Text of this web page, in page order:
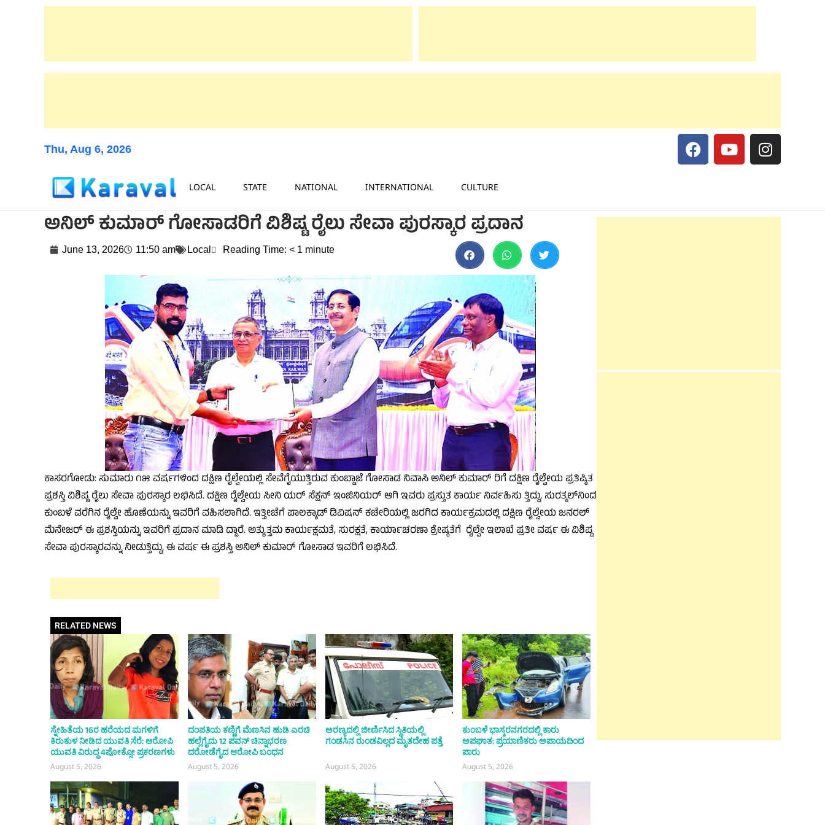
Thu, Aug 6, 2026
LOCAL STATE NATIONAL INTERNATIONAL CULTURE
ಅನಿಲ್ ಕುಮಾರ್ ಗೋಸಾಡರಿಗೆ ವಿಶಿಷ್ಟ ರೈಲು ಸೇವಾ ಪುರಸ್ಕಾರ ಪ್ರದಾನ
June 13, 2026 11:50 am Local Reading Time: < 1 minute
ಕಾಸರಗೋಡು: ಸುಮಾರು ೧೫ ವರ್ಷಗಳಿಂದ ದಕ್ಷಿಣ ರೈಲ್ವೇಯಲ್ಲಿ ಸೇವೆಗೈಯುತ್ತಿರುವ ಕುಂಬ್ಡಾಜೆ ಗೋಸಾಡ ನಿವಾಸಿ ಅನಿಲ್ ಕುಮಾರ್ ರಿಗೆ ದಕ್ಷಿಣ ರೈಲ್ವೇಯ ಪ್ರತಿಷ್ಠಿತ
ಪ್ರಶಸ್ತಿ ವಿಶಿಷ್ಟ ರೈಲು ಸೇವಾ ಪುರಸ್ಕಾರ ಲಭಿಸಿದೆ. ದಕ್ಷಿಣ ರೈಲ್ವೇಯ ಸೀನಿ ಯರ್ ಸೆಕ್ಷನ್ ಇಂಜಿನಿಯರ್ ಆಗಿ ಇವರು ಪ್ರಸ್ತುತ ಕಾರ್ಯ ನಿರ್ವಹಿಸು ತ್ತಿದ್ದು, ಸುರತ್ಕಲ್‌ನಿಂದ
ಕುಂಬಳೆ ವರೆಗಿನ ರೈಲ್ವೇ ಹೊಣೆಯನ್ನು ಇವರಿಗೆ ವಹಿಸಲಾಗಿದೆ. ಇತ್ತೀಚೆಗೆ ಪಾಲಕ್ಕಾಡ್ ಡಿವಿಷನ್ ಕಚೇರಿಯಲ್ಲಿ ಜರಗಿದ ಕಾರ್ಯಕ್ರಮದಲ್ಲಿ ದಕ್ಷಿಣ ರೈಲ್ವೇಯ ಜನರಲ್
ಮೆನೇಜರ್ ಈ ಪ್ರಶಸ್ತಿಯನ್ನು ಇವರಿಗೆ ಪ್ರದಾನ ಮಾಡಿ ದ್ದಾರೆ. ಅತ್ಯುತ್ತಮ ಕಾರ್ಯಕ್ಷಮತೆ, ಸುರಕ್ಷತೆ, ಕಾರ್ಯಾಚರಣಾ ಶ್ರೇಷ್ಠತೆಗೆ ರೈಲ್ವೇ ಇಲಾಖೆ ಪ್ರತೀ ವರ್ಷ ಈ ವಿಶಿಷ್ಟ
ಸೇವಾ ಪುರಸ್ಕಾರವನ್ನು ನೀಡುತ್ತಿದ್ದು, ಈ ವರ್ಷ ಈ ಪ್ರಶಸ್ತಿ ಅನಿಲ್ ಕುಮಾರ್ ಗೋಸಾಡ ಇವರಿಗೆ ಲಭಿಸಿದೆ.
RELATED NEWS
ಸ್ನೇಹಿತೆಯ 16ರ ಹರೆಯದ ಮಗಳಿಗೆ
ಕಿರುಕುಳ ನೀಡಿದ ಯುವತಿ ಸೆರೆ: ಆರೋಪಿ
ಯುವತಿ ವಿರುದ್ಧ 4ಪೋಕ್ಸೋ ಪ್ರಕರಣಗಳು
August 5, 2026
ದಂಪತಿಯ ಕಣ್ಣಿಗೆ ಮೆಣಸಿನ ಹುಡಿ ಎರಚಿ
ಹಲ್ಲೆಗೈದು 12 ಪವನ್ ಚಿನ್ನಾಭರಣ
ದರೋಡೆಗೈದ ಆರೋಪಿ ಬಂಧನ
August 5, 2026
ಅರಣ್ಯದಲ್ಲಿ ಜೀರ್ಣಿಸಿದ ಸ್ಥಿತಿಯಲ್ಲಿ
ಗಂಡಸಿನ ರುಂಡವಿಲ್ಲದ ಮೃತದೇಹ ಪತ್ತೆ
August 5, 2026
ಕುಂಬಳೆ ಭಾಸ್ಕರನಗರದಲ್ಲಿ ಕಾರು
ಅಪಘಾತ: ಪ್ರಯಾಣಿಕರು ಅಪಾಯದಿಂದ
ಪಾರು
August 5, 2026